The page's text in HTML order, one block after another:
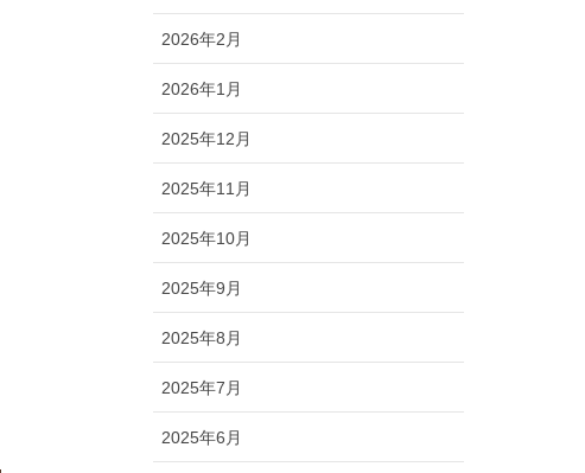
2026年2月
2026年1月
2025年12月
2025年11月
2025年10月
2025年9月
2025年8月
2025年7月
2025年6月